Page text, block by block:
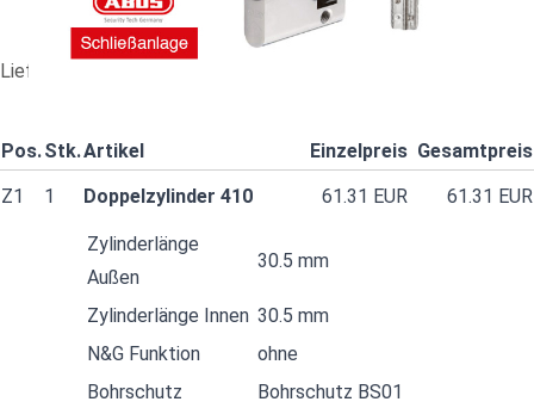
Lieferzeit ca. 2-3 Wochen
Pos.Stk.Artikel Einzelpreis Gesamtpreis
Z1
1 Doppelzylinder 410 61.31 EUR 61.31 EUR
Zylinderlänge
Außen
30.5 mm
Zylinderlänge Innen 30.5 mm
N&G Funktion
ohne
Bohrschutz
Bohrschutz BS01